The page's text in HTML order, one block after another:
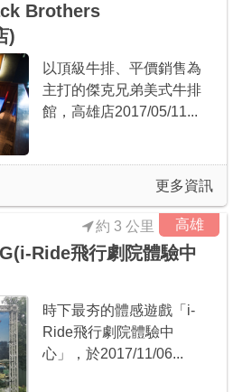
Brothers
)
以頂級牛排、平價銷售為
主打的傑克兄弟美式牛排
館，高雄店2017/05/11...
更多資訊
高雄
Ride飛行劇院體驗中
約 3 公里
時下最夯的體感遊戲「i-
Ride飛行劇院體驗中
心」，於2017/11/06...